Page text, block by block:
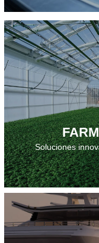
Soluciones